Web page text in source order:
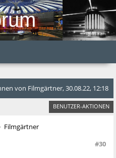
von Filmgärtner, 30.08.22, 12:18
BENUTZER-AKTIONEN
Filmgärtner
#30